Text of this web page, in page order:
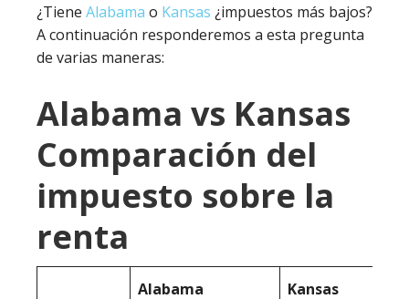
¿Tiene Alabama o Kansas ¿impuestos más bajos?
A continuación responderemos a esta pregunta
de varias maneras:
Alabama vs Kansas
Comparación del
impuesto sobre la
renta
Alabama Kansas